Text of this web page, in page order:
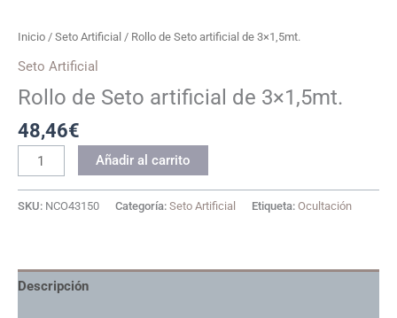
Inicio / Seto Artificial / Rollo de Seto artificial de 3×1,5mt.
Seto Artificial
Rollo de Seto artificial de 3×1,5mt.
48,46€
Rollo
de
cantidad
Añadir al carrito
SKU: NCO43150 Categoría: Seto Artificial Etiqueta: Ocultación
Descripción